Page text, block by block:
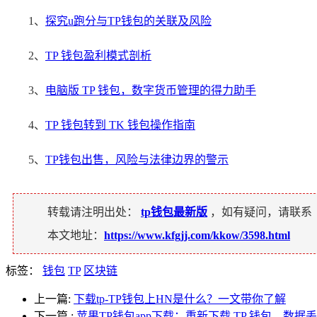
1、 探究u跑分与TP钱包的关联及风险
2、 TP 钱包盈利模式剖析
3、 电脑版 TP 钱包，数字货币管理的得力助手
4、 TP 钱包转到 TK 钱包操作指南
5、 TP钱包出售，风险与法律边界的警示
转载请注明出处： tp钱包最新版 ，如有疑问，请联系
本文地址： https://www.kfgjj.com/kkow/3598.html
标签： 钱包 TP 区块链
上一篇: 下载tp-TP钱包上HN是什么？一文带你了解